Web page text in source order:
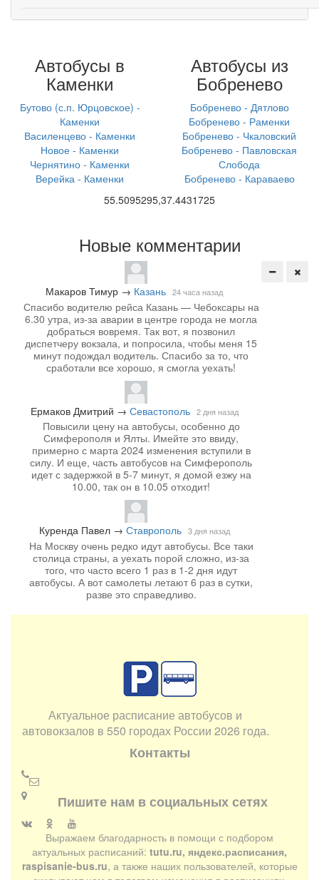
Автобусы в
Каменки
Бутово (с.п. Юрцовское) -
Каменки
Василенцево - Каменки
Новое - Каменки
Чернятино - Каменки
Верейка - Каменки
Автобусы из
Бобренево
Бобренево - Дятлово
Бобренево - Раменки
Бобренево - Чкаловский
Бобренево - Павловская
Слобода
Бобренево - Караваево
55.5095295,37.4431725
Новые комментарии
Макаров Тимур → Казань 24 часа назад
Спасибо водителю рейса Казань — Чебоксары на
6.30 утра, из-за аварии в центре города не могла
добраться вовремя. Так вот, я позвонил
диспетчеру вокзала, и попросила, чтобы меня 15
минут подождал водитель. Спасибо за то, что
сработали все хорошо, я смогла уехать!
Ермаков Дмитрий → Севастополь 2 дня назад
Повысили цену на автобусы, особенно до
Симферополя и Ялты. Имейте это ввиду,
примерно с марта 2024 изменения вступили в
силу. И еще, часть автобусов на Симферополь
идет с задержкой в 5-7 минут, я домой езжу на
10.00, так он в 10.05 отходит!
Куренда Павел→ Ставрополь 3 дня назад
На Москву очень редко идут автобусы. Все таки
столица страны, а уехать порой сложно, из-за
того, что часто всего 1 раз в 1-2 дня идут
автобусы. А вот самолеты летают 6 раз в сутки,
разве это справедливо.
Актуальное расписание автобусов и
автовокзалов в 550 городах России 2026 года.
Контакты
Пишите нам в социальных сетях
Выражаем благодарность в помощи с подбором
актуальных расписаний: tutu.ru, яндекс.расписания,
raspisanie-bus.ru, а также наших пользователей, которые